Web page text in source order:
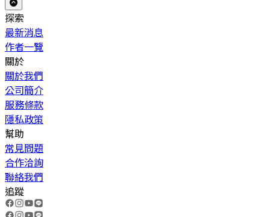
探索
最新消息
作者一覽
關於
關於我們
公司簡介
服務條款
隱私政策
幫助
常見問題
合作洽詢
聯絡我們
追蹤